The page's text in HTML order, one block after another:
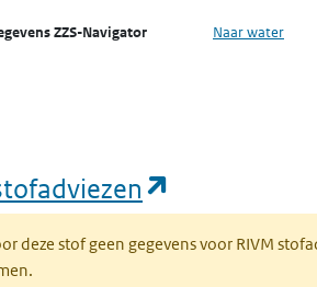
ZZS-Navigator
Naar water
deze stof geen gegevens voor RIVM